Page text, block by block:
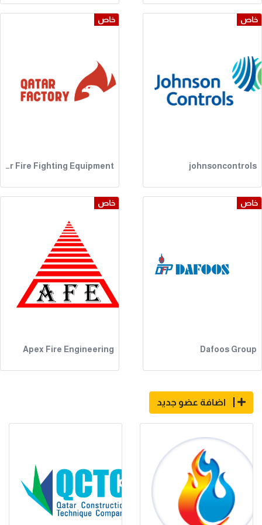
خاص
QATAR Factory for Fire Fighting Equipment
خاص
johnsoncontrols
خاص
Apex Fire Engineering
خاص
Dafoos Group
اضافة عضو جديد